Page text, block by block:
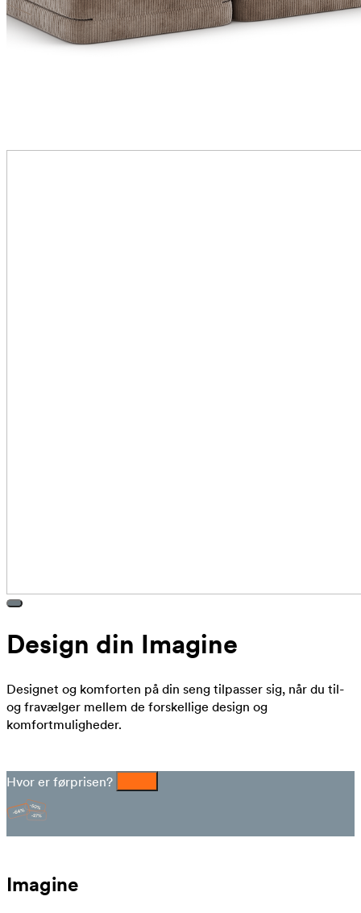
Design din Imagine
Designet og komforten på din seng tilpasser sig, når du til-
og fravælger mellem de forskellige design og
komfortmuligheder.
Hvor er førprisen?
Imagine